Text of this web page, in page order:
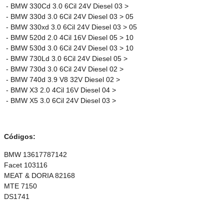
- BMW 330Cd 3.0 6Cil 24V Diesel 03 >
- BMW 330d 3.0 6Cil 24V Diesel 03 > 05
- BMW 330xd 3.0 6Cil 24V Diesel 03 > 05
- BMW 520d 2.0 4Cil 16V Diesel 05 > 10
- BMW 530d 3.0 6Cil 24V Diesel 03 > 10
- BMW 730Ld 3.0 6Cil 24V Diesel 05 >
- BMW 730d 3.0 6Cil 24V Diesel 02 >
- BMW 740d 3.9 V8 32V Diesel 02 >
- BMW X3 2.0 4Cil 16V Diesel 04 >
- BMW X5 3.0 6Cil 24V Diesel 03 >
Códigos:
BMW 13617787142
Facet 103116
MEAT & DORIA 82168
MTE 7150
DS1741